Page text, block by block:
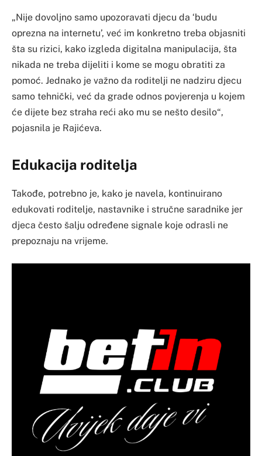
„Nije dovoljno samo upozoravati djecu da ‘budu
oprezna na internetu’, već im konkretno treba objasniti
šta su rizici, kako izgleda digitalna manipulacija, šta
nikada ne treba dijeliti i kome se mogu obratiti za
pomoć. Jednako je važno da roditelji ne nadziru djecu
samo tehnički, već da grade odnos povjerenja u kojem
će dijete bez straha reći ako mu se nešto desilo“,
pojasnila je Rajićeva.
Edukacija roditelja
Takođe, potrebno je, kako je navela, kontinuirano
edukovati roditelje, nastavnike i stručne saradnike jer
djeca često šalju određene signale koje odrasli ne
prepoznaju na vrijeme.